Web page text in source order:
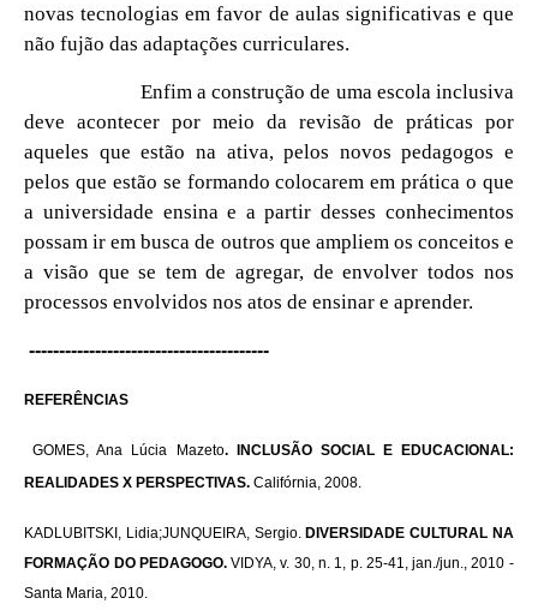
novas tecnologias em favor de aulas significativas e que
não fujão das adaptações curriculares.
Enfim a construção de uma escola inclusiva
deve acontecer por meio da revisão de práticas por
aqueles que estão na ativa, pelos novos pedagogos e
pelos que estão se formando colocarem em prática o que
a universidade ensina e a partir desses conhecimentos
possam ir em busca de outros que ampliem os conceitos e
a visão que se tem de agregar, de envolver todos nos
processos envolvidos nos atos de ensinar e aprender.
----------------------------------------
REFERÊNCIAS
GOMES, Ana Lúcia Mazeto. INCLUSÃO SOCIAL E EDUCACIONAL:
REALIDADES X PERSPECTIVAS.Califórnia, 2008.
KADLUBITSKI, Lidia;JUNQUEIRA, Sergio. DIVERSIDADE CULTURAL NA
FORMAÇÃO DO PEDAGOGO.VIDYA, v. 30, n. 1, p. 25-41, jan./jun., 2010 -
Santa Maria, 2010.